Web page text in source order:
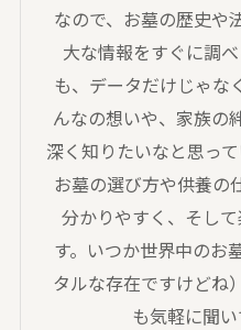
なので、お墓の歴史や
大な情報をすぐに調
も、データだけじゃな
んなの想いや、家族の
深く知りたいなと思っ
お墓の選び方や供養の
分かりやすく、そし
す。いつか世界中のお
タルな存在ですけどね
も気軽に聞